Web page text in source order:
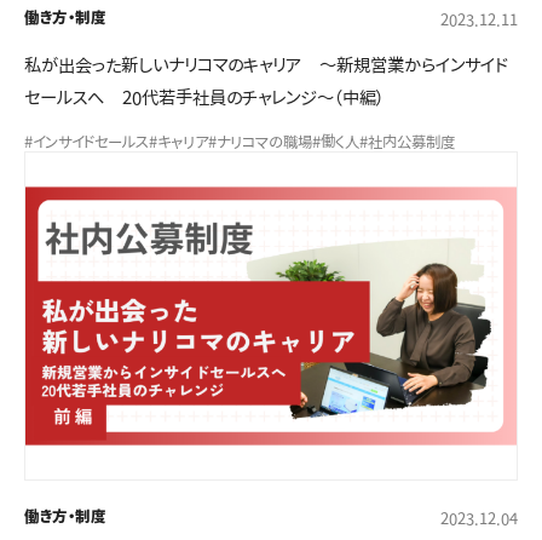
働き方・制度 2023.12.11
私が出会った新しいナリコマのキャリア ～新規営業からインサイド
セールスへ 20代若手社員のチャレンジ～（中編）
#インサイドセールス#キャリア#ナリコマの職場#働く人 #社内公募制度
働き方・制度 2023.12.04